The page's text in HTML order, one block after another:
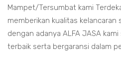
Mampet/Tersumbat kami
memberikan kualitas kelancaran
dengan adanya ALFA JASA
terbaik serta bergaransi dalam